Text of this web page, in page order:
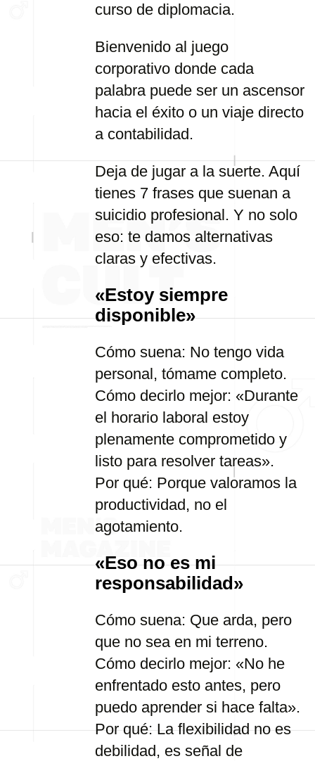
curso de diplomacia.
Bienvenido al juego
corporativo donde cada
palabra puede ser un ascensor
hacia el éxito o un viaje directo
a contabilidad.
Deja de jugar a la suerte. Aquí
tienes 7 frases que suenan a
suicidio profesional. Y no solo
eso: te damos alternativas
claras y efectivas.
«Estoy siempre
disponible»
Cómo suena: No tengo vida
personal, tómame completo.
Cómo decirlo mejor: «Durante
el horario laboral estoy
plenamente comprometido y
listo para resolver tareas».
Por qué: Porque valoramos la
productividad, no el
agotamiento.
«Eso no es mi
responsabilidad»
Cómo suena: Que arda, pero
que no sea en mi terreno.
Cómo decirlo mejor: «No he
enfrentado esto antes, pero
puedo aprender si hace falta».
Por qué: La flexibilidad no es
debilidad, es señal de